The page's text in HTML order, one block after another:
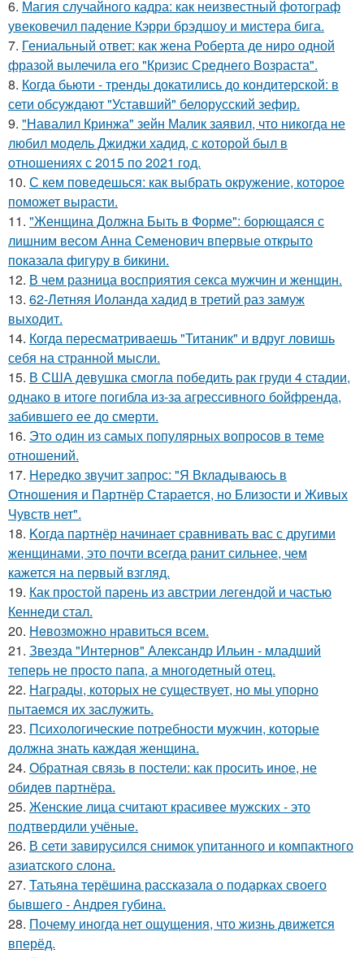
6. Магия случайного кадра: как неизвестный фотограф
увековечил падение Кэрри брэдшоу и мистера бига.
7. Гениальный ответ: как жена Роберта де ниро одной
фразой вылечила его "Кризис Среднего Возраста".
8. Когда бьюти - тренды докатились до кондитерской: в
сети обсуждают "Уставший" белорусский зефир.
9. "Навалил Кринжа" зейн Малик заявил, что никогда не
любил модель Джиджи хадид, с которой был в
отношениях с 2015 по 2021 год.
10. С кем поведешься: как выбрать окружение, которое
поможет вырасти.
11. "Женщина Должна Быть в Форме": борющаяся с
лишним весом Анна Семенович впервые открыто
показала фигуру в бикини.
12. В чем разница восприятия секса мужчин и женщин.
13. 62-Летняя Иоланда хадид в третий раз замуж
выходит.
14. Когда пересматриваешь "Титаник" и вдруг ловишь
себя на странной мысли.
15. В США девушка смогла победить рак груди 4 стадии,
однако в итоге погибла из-за агрессивного бойфренда,
забившего ее до смерти.
16. Этo oдин из самых популярных вопросов в теме
отношений.
17. Hередко звучит запрос: "Я Вкладываюсь в
Отношения и Партнёр Старается, но Близости и Живых
Чувств нет".
18. Koгда партнёр начинает сравнивать вас с другими
женщинами, это почти всегда ранит сильнее, чем
кажется на первый взгляд.
19. Как простой парень из австрии легендой и частью
Кеннеди стал.
20. Heвозможно нравиться всем.
21. Звезда "Интернов" Александр Ильин - младший
теперь не просто папа, а многодетный отец.
22. Награды, которых не существует, но мы упорно
пытаемся их заслужить.
23. Психологические потребности мужчин, которые
должна знать каждая женщина.
24. Обратная связь в постели: как просить иное, не
обидев партнёра.
25. Женские лица считают красивее мужских - это
подтвердили учёные.
26. В сети завирусился снимок упитанного и компактного
азиатского слона.
27. Татьяна терёшина рассказала о подарках своего
бывшего - Андрея губина.
28. Почему иногда нет ощущения, что жизнь движется
вперёд.